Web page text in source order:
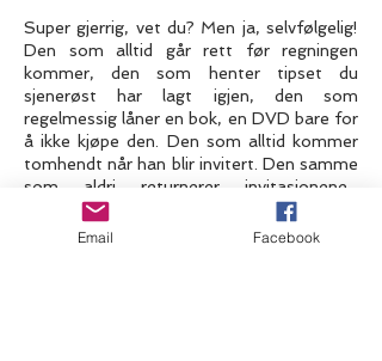
Super gjerrig, vet du? Men ja, selvfølgelig!
Den som alltid går rett før regningen
kommer, den som henter tipset du
sjenerøst har lagt igjen, den som
regelmessig låner en bok, en DVD bare for
å ikke kjøpe den. Den som alltid kommer
tomhendt når han blir invitert. Den samme
som aldri returnerer invitasjonene...
dessuten er det ingen som vet nøyaktig
hvor han bor!
Email Facebook